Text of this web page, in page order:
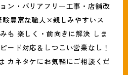
ン・バリアフリー工事・店舗改
豊富な職人×親しみやすいス
も 楽しく・前向きに解決 しま
ード対応＆しつこい営業なし！
カネタケにお気軽にご相談くだ